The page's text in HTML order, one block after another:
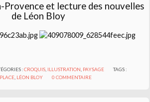
Provence et lecture des nouvelles
de Léon Bloy
:CROQUIS, ILLUSTRATION PAYSAGE
TAGS :
PLACE LÉON BLOY 0 COMMENTAIRE